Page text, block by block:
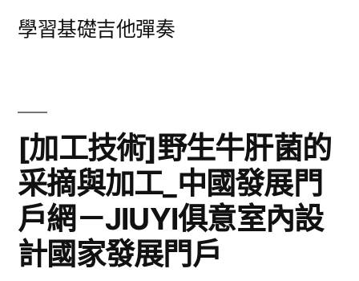
學習基礎吉他彈奏
[加工技術]野生牛肝菌的
采摘與加工_中國發展門
戶網－JIUYI俱意室內設
計國家發展門戶